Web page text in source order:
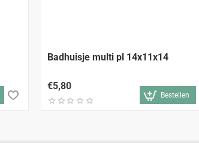
Badhuisje multi pl 14x11x14
€5,80
Bestellen